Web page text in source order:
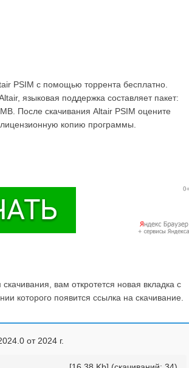
PSIM с помощью торрента бесплатно.
языковая поддержка составляет пакет:
После скачивания Altair PSIM оцените
копию программы.
вам откротется новая вкладка с
которого появится ссылка на скачивание.
от 2024 г.